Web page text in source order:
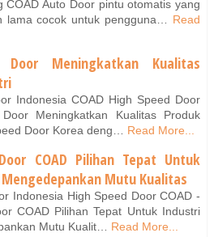
COAD Auto Door pintu otomatis yang
lama cocok untuk pengguna…
Read
Door Meningkatkan Kualitas
Indonesia COAD High Speed Door
Meningkatkan Kualitas Produk
Door Korea deng…
Read More...
COAD Pilihan Tepat Untuk
Mutu Kualitas
Indonesia High Speed Door COAD -
COAD Pilihan Tepat Untuk Industri
Mutu Kualit…
Read More...